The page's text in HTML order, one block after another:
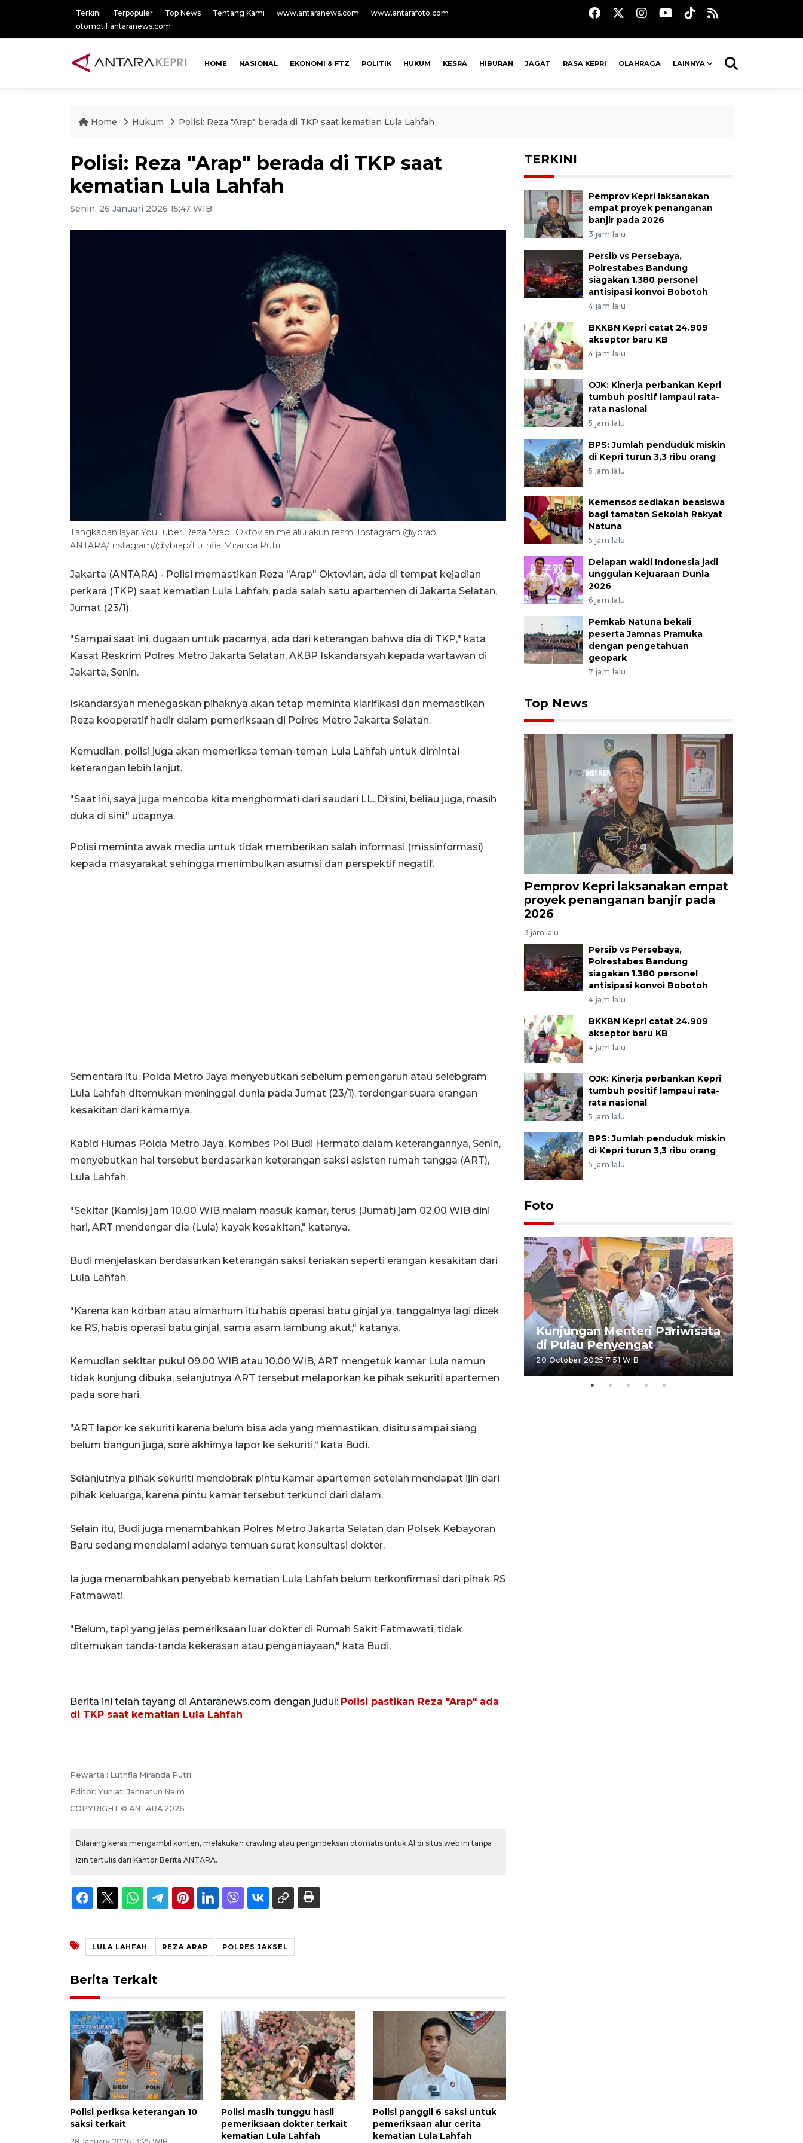
Terkini Terpopuler Top News Tentang Kami www.antaranews.com
www.antarafoto.com
otomotif.antaranews.com
HOME NASIONAL EKONOMI & FTZ POLITIK HUKUM KESRA HIBURAN JAGAT RASA KEPRI OLAHRAGA LAINNYA
Home Hukum Polisi: Reza "Arap" berada di TKP saat kematian Lula Lahfah
Polisi: Reza "Arap" berada di TKP saat
kematian Lula Lahfah
Senin, 26 Januari 2026 15:47 WIB
Tangkapan layar YouTuber Reza "Arap" Oktovian melalui akun resmi Instagram @ybrap.
ANTARA/Instagram/@ybrap/Luthfia Miranda Putri.
Jakarta (ANTARA) - Polisi memastikan Reza "Arap" Oktovian, ada di tempat kejadian
perkara (TKP) saat kematian Lula Lahfah, pada salah satu apartemen di Jakarta Selatan,
Jumat (23/1).
"Sampai saat ini, dugaan untuk pacarnya, ada dari keterangan bahwa dia di TKP," kata
Kasat Reskrim Polres Metro Jakarta Selatan, AKBP Iskandarsyah kepada wartawan di
Jakarta, Senin.
Iskandarsyah menegaskan pihaknya akan tetap meminta klarifikasi dan memastikan
Reza kooperatif hadir dalam pemeriksaan di Polres Metro Jakarta Selatan.
Kemudian, polisi juga akan memeriksa teman-teman Lula Lahfah untuk dimintai
keterangan lebih lanjut.
"Saat ini, saya juga mencoba kita menghormati dari saudari LL. Di sini, beliau juga, masih
duka di sini," ucapnya.
Polisi meminta awak media untuk tidak memberikan salah informasi (missinformasi)
kepada masyarakat sehingga menimbulkan asumsi dan perspektif negatif.
Sementara itu, Polda Metro Jaya menyebutkan sebelum pemengaruh atau selebgram
Lula Lahfah ditemukan meninggal dunia pada Jumat (23/1), terdengar suara erangan
kesakitan dari kamarnya.
Kabid Humas Polda Metro Jaya, Kombes Pol Budi Hermato dalam keterangannya, Senin,
menyebutkan hal tersebut berdasarkan keterangan saksi asisten rumah tangga (ART),
Lula Lahfah.
"Sekitar (Kamis) jam 10.00 WIB malam masuk kamar, terus (Jumat) jam 02.00 WIB dini
hari, ART mendengar dia (Lula) kayak kesakitan," katanya.
Budi menjelaskan berdasarkan keterangan saksi teriakan seperti erangan kesakitan dari
Lula Lahfah.
"Karena kan korban atau almarhum itu habis operasi batu ginjal ya, tanggalnya lagi dicek
ke RS, habis operasi batu ginjal, sama asam lambung akut," katanya.
Kemudian sekitar pukul 09.00 WIB atau 10.00 WIB, ART mengetuk kamar Lula namun
tidak kunjung dibuka, selanjutnya ART tersebut melaporkan ke pihak sekuriti apartemen
pada sore hari.
"ART lapor ke sekuriti karena belum bisa ada yang memastikan, disitu sampai siang
belum bangun juga, sore akhirnya lapor ke sekuriti," kata Budi.
Selanjutnya pihak sekuriti mendobrak pintu kamar apartemen setelah mendapat ijin dari
pihak keluarga, karena pintu kamar tersebut terkunci dari dalam.
Selain itu, Budi juga menambahkan Polres Metro Jakarta Selatan dan Polsek Kebayoran
Baru sedang mendalami adanya temuan surat konsultasi dokter.
Ia juga menambahkan penyebab kematian Lula Lahfah belum terkonfirmasi dari pihak RS
Fatmawati.
"Belum, tapi yang jelas pemeriksaan luar dokter di Rumah Sakit Fatmawati, tidak
ditemukan tanda-tanda kekerasan atau penganiayaan," kata Budi.
Berita ini telah tayang di Antaranews.com dengan judul: Polisi pastikan Reza "Arap" ada
di TKP saat kematian Lula Lahfah
Pewarta : Luthfia Miranda Putri
Editor: Yuniati Jannatun Naim
COPYRIGHT © ANTARA 2026
Dilarang keras mengambil konten, melakukan crawling atau pengindeksan otomatis untuk AI di situs web ini tanpa
izin tertulis dari Kantor Berita ANTARA.
LULA LAHFAH REZA ARAP POLRES JAKSEL
Berita Terkait
Polisi periksa keterangan 10
saksi terkait
Polisi masih tunggu hasil
pemeriksaan dokter terkait
kematian Lula Lahfah
Polisi panggil 6 saksi untuk
pemeriksaan alur cerita
kematian Lula Lahfah
TERKINI
Pemprov Kepri laksanakan
empat proyek penanganan
banjir pada 2026
3 jam lalu
Persib vs Persebaya,
Polrestabes Bandung
siagakan 1.380 personel
antisipasi konvoi Bobotoh
4 jam lalu
BKKBN Kepri catat 24.909
akseptor baru KB
4 jam lalu
OJK: Kinerja perbankan Kepri
tumbuh positif lampaui rata-
rata nasional
5 jam lalu
BPS: Jumlah penduduk miskin
di Kepri turun 3,3 ribu orang
5 jam lalu
Kemensos sediakan beasiswa
bagi tamatan Sekolah Rakyat
Natuna
5 jam lalu
Delapan wakil Indonesia jadi
unggulan Kejuaraan Dunia
2026
6 jam lalu
Pemkab Natuna bekali
peserta Jamnas Pramuka
dengan pengetahuan
geopark
7 jam lalu
Top News
Pemprov Kepri laksanakan empat
proyek penanganan banjir pada
2026
3 jam lalu
Persib vs Persebaya,
Polrestabes Bandung
siagakan 1.380 personel
antisipasi konvoi Bobotoh
4 jam lalu
BKKBN Kepri catat 24.909
akseptor baru KB
4 jam lalu
OJK: Kinerja perbankan Kepri
tumbuh positif lampaui rata-
rata nasional
5 jam lalu
BPS: Jumlah penduduk miskin
di Kepri turun 3,3 ribu orang
5 jam lalu
Foto
Distribusi logistik pemilu
08 February 2024 15:30 WIB, 2024
Kunjungan Menteri Pariwisata
di Pulau Penyengat
20 October 2025 7:51 WIB